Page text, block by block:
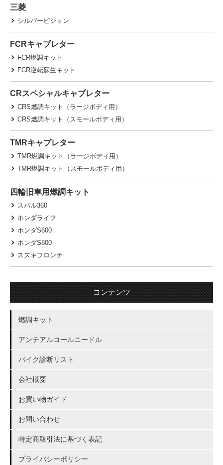
三菱
シルバーピジョン
FCRキャブレター
FCR燃調キット
FCR逆転蘇生キット
CRスペシャルキャブレター
CRS燃調キット（ラージボディ用）
CRS燃調キット（スモールボディ用）
TMRキャブレター
TMR燃調キット（ラージボディ用）
TMR燃調キット（スモールボディ用）
四輪旧車用燃調キット
スバル360
ホンダライフ
ホンダS600
ホンダS800
スズキフロンテ
コンテンツ
燃調キット
アンチアルコールニードル
バイク診断リスト
会社概要
お買い物ガイド
お問い合わせ
特定商取引法に基づく表記
プライバシーポリシー